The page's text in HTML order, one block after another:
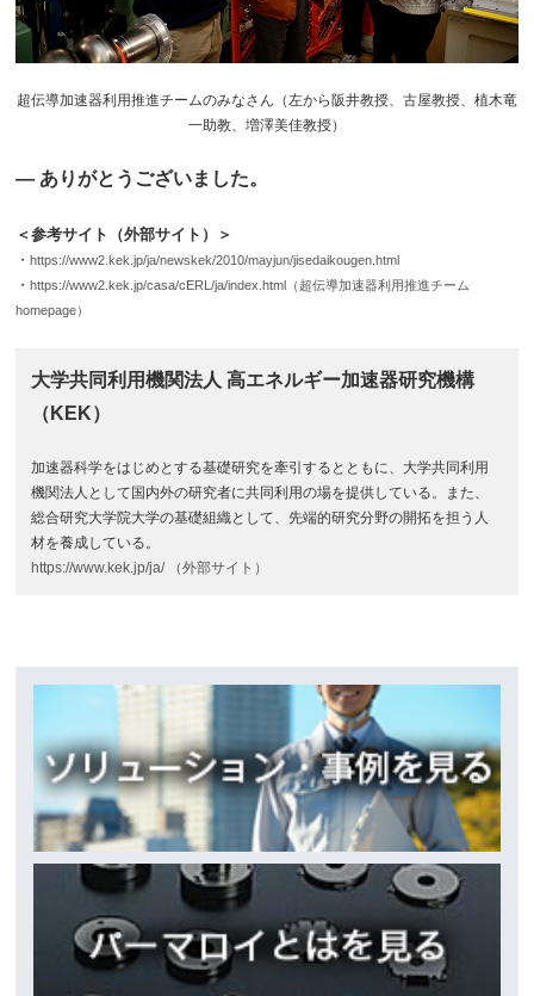
超伝導加速器利用推進チームのみなさん（左から阪井教授、古屋教授、植木竜
一助教、増澤美佳教授）
― ありがとうございました。
＜参考サイト（外部サイト）＞
・https://www2.kek.jp/ja/newskek/2010/mayjun/jisedaikougen.html
・https://www2.kek.jp/casa/cERL/ja/index.html（超伝導加速器利用推進チーム
homepage）
大学共同利用機関法人 高エネルギー加速器研究機構
（KEK）
加速器科学をはじめとする基礎研究を牽引するとともに、大学共同利用
機関法人として国内外の研究者に共同利用の場を提供している。また、
総合研究大学院大学の基礎組織として、先端的研究分野の開拓を担う人
材を養成している。
https://www.kek.jp/ja/ （外部サイト）